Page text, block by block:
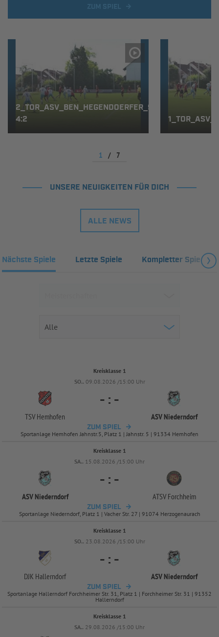
2_TOR_ASV_BEN_HEGENDOERFER_9',
4:2
1 / 7
UNSERE NEUIGKEITEN FÜR DICH
ALLE NEWS
Nächste Spiele Letzte Spiele Kompletter Spielplan
Kreisklasse 1
SO.. 09.08.2026 /15:00 Uhr
TSV Hemhofen
- : -
ASV Niederndorf
ZUM SPIEL
Sportanlage Hemhofen Jahnstr.5, Platz 1 | Jahnstr. 5 | 91334 Hemhofen
Kreisklasse 1
SA.. 15.08.2026 /15:00 Uhr
ASV Niederndorf
- : -
ATSV Forchheim
ZUM SPIEL
Sportanlage Niederndorf, Platz 1 | Vacher Str. 27 | 91074 Herzogenaurach
Kreisklasse 1
SO.. 23.08.2026 /15:00 Uhr
DJK Hallerndorf
- : -
ASV Niederndorf
ZUM SPIEL
Sportanlage Hallerndorf Forchheimer Str. 31, Platz 1 | Forchheimer Str. 31 | 91352
Hallerndorf
Kreisklasse 1
SA.. 29.08.2026 /15:00 Uhr